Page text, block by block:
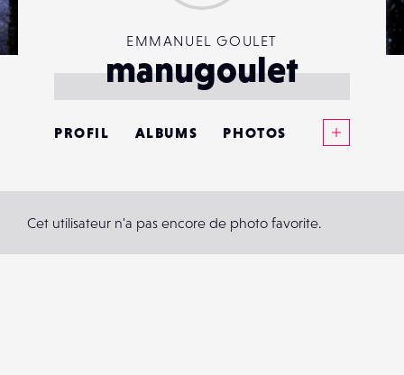
EMMANUEL GOULET
manugoulet
PROFIL ALBUMS PHOTOS
MATÉRIELS
CONTACTS
Cet utilisateur n'a pas encore de photo favorite.